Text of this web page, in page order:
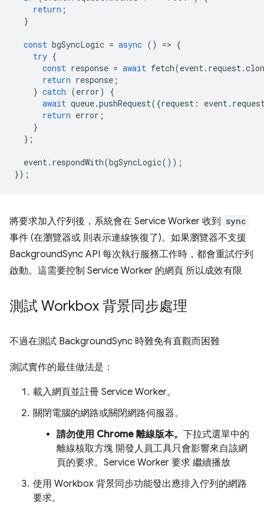
return ;
}
const bgSyncLogic = async () => {
try {
const response = await fetch(event. request.
return response ;
} catch (error)
{
await queue.pushRequest({request : event.
return error ;
}
};
event. respondWith(bgSyncLogic());
});
將要求加入佇列後，系統會在 Service Worker 收到 sync
事件 (在瀏覽器或 則表示連線恢復了)。如果瀏覽器不支援
BackgroundSync API 每次執行服務工作時，都會重試佇列
啟動。這需要控制 Service Worker 的網頁 所以成效有限
測試 Workbox 背景同步處理
不過在測試 BackgroundSync 時難免有直觀而困難
測試實作的最佳做法是：
載入網頁並註冊 Service Worker。
關閉電腦的網路或關閉網路伺服器。
請勿使用 Chrome 離線版本。 下拉式選單中的
離線核取方塊 開發人員工具只會影響來自該網
頁的要求。Service Worker 要求 繼續播放
使用 Workbox 背景同步功能發出應排入佇列的網路
要求。